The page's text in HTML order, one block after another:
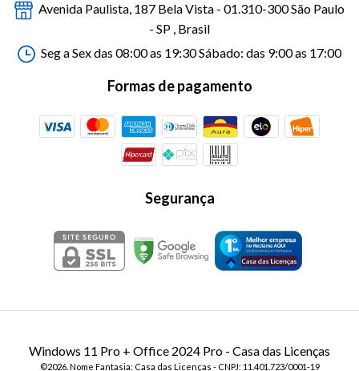
Avenida Paulista, 187 Bela Vista - 01.310-300 São Paulo
- SP , Brasil
Seg a Sex das 08:00 as 19:30 Sábado: das 9:00 as 17:00
Formas de pagamento
Segurança
Windows 11 Pro + Office 2024 Pro - Casa das Licenças
©2026. Nome Fantasia: Casa das Licenças - CNPJ: 11.401.723/0001-19